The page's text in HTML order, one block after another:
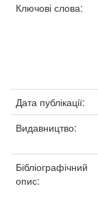
Ключові слова:
Дата публікації:
Видавництво:
Бібліографічний
опис: